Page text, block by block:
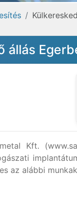
állás
Kft.
az alábbi